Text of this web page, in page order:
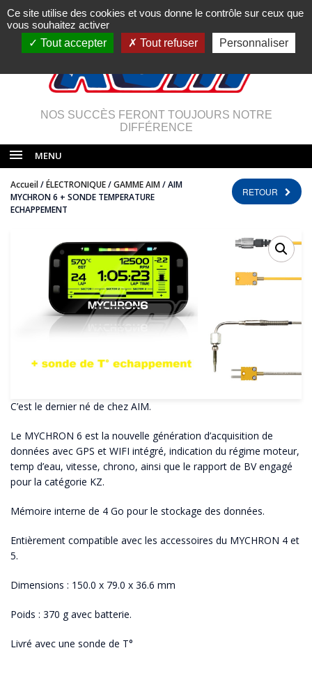
NOS SUCCÈS FERONT TOUJOURS NOTRE
DIFFÉRENCE
MENU
Accueil/ÉLECTRONIQUE/GAMME AIM/ AIM
MYCHRON 6 + SONDE TEMPERATURE
ECHAPPEMENT
RETOUR
C’est le dernier né de chez AIM.
Le MYCHRON 6 est la nouvelle génération d’acquisition de
données avec GPS et WIFI intégré, indication du régime moteur,
temp d’eau, vitesse, chrono, ainsi que le rapport de BV engagé
pour la catégorie KZ.
Mémoire interne de 4 Go pour le stockage des données.
Entièrement compatible avec les accessoires du MYCHRON 4 et
5.
Dimensions : 150.0 x 79.0 x 36.6 mm
Poids : 370 g avec batterie.
Livré avec une sonde de T°
Ce site utilise des cookies et vous donne le contrôle sur ceux que
vous souhaitez activer
Tout accepter
Tout refuser Personnaliser